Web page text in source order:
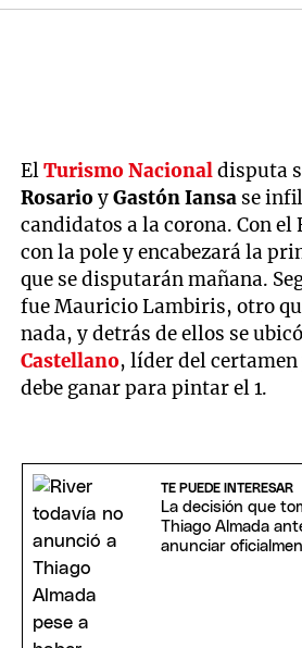
ElTurismo Nacionaldisputa
RosarioyGastón Iansa se
candidatos a la corona. Con el
con la pole y encabezará la
que se disputarán mañana.
fue Mauricio Lambiris, otro
nada, y detrás de ellos se
Castellano, líder del
debe ganar para pintar el 1.
TE PUEDE INTERESAR
La decisión que
Thiago Almada
anunciar